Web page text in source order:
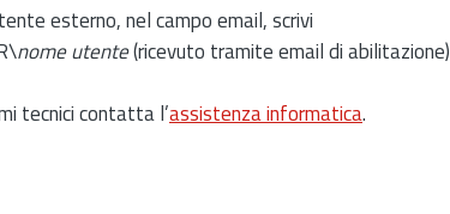
esterno, nel campo email, scrivi
nome utente(ricevuto tramite email di abilitazione)
tecnici contatta l’assistenza informatica.